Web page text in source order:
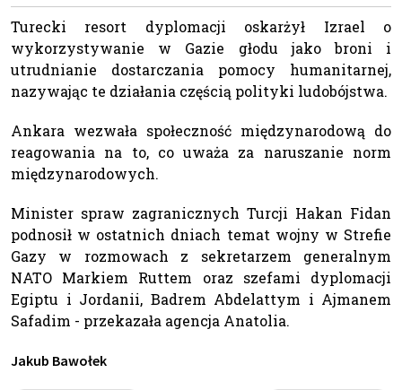
Turecki resort dyplomacji oskarżył Izrael o
wykorzystywanie w Gazie głodu jako broni i
utrudnianie dostarczania pomocy humanitarnej,
nazywając te działania częścią polityki ludobójstwa.
Ankara wezwała społeczność międzynarodową do
reagowania na to, co uważa za naruszanie norm
międzynarodowych.
Minister spraw zagranicznych Turcji Hakan Fidan
podnosił w ostatnich dniach temat wojny w Strefie
Gazy w rozmowach z sekretarzem generalnym
NATO Markiem Ruttem oraz szefami dyplomacji
Egiptu i Jordanii, Badrem Abdelattym i Ajmanem
Safadim - przekazała agencja Anatolia.
Jakub Bawołek